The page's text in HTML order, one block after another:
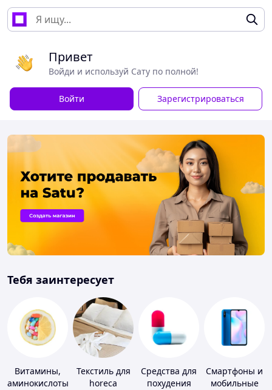
Привет
Войди и используй Сату по полной!
Войти Зарегистрироваться
Тебя заинтересует
Витамины,
аминокислоты
Текстиль для
horeca
Средства для
похудения
Смартфоны и
мобильные